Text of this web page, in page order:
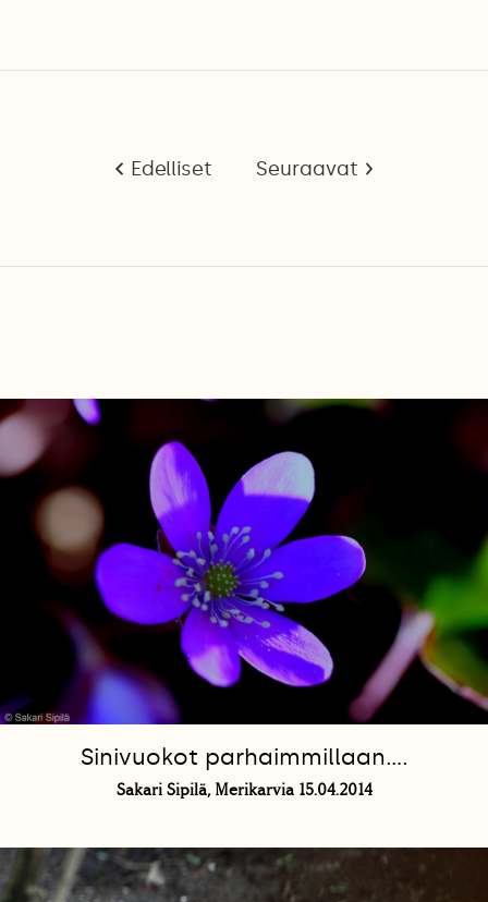
Edelliset Seuraavat
Sinivuokot parhaimmillaan....
Sakari Sipilä, Merikarvia 15.04.2014